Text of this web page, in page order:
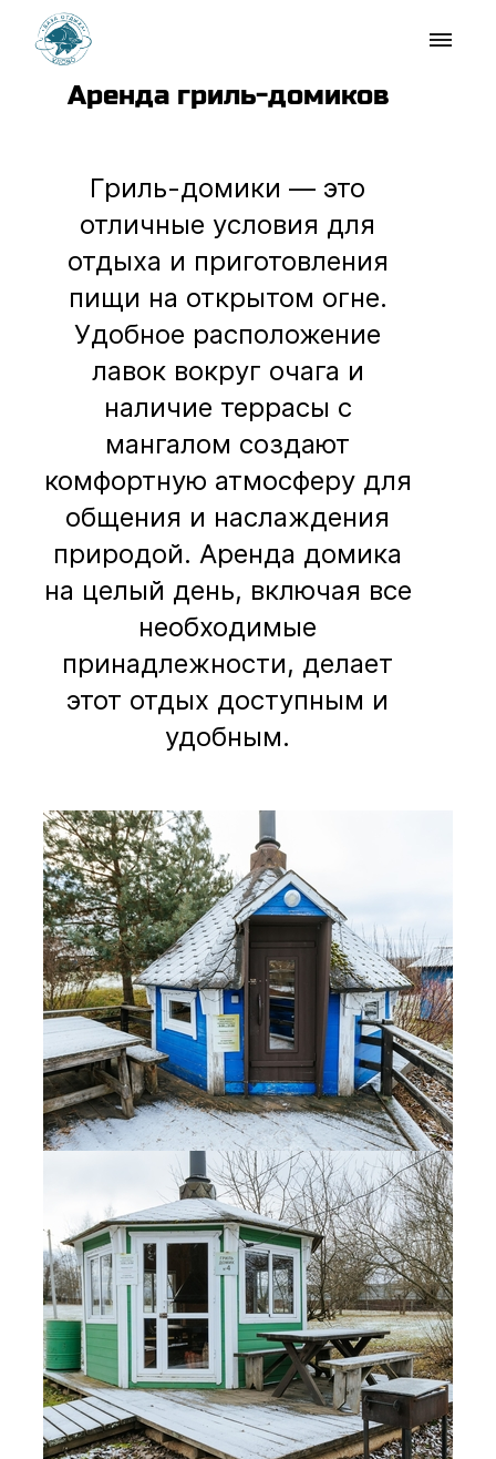
Аренда гриль-домиков
Гриль-домики — это
отличные условия для
отдыха и приготовления
пищи на открытом огне.
Удобное расположение
лавок вокруг очага и
наличие террасы с
мангалом создают
комфортную атмосферу для
общения и наслаждения
природой. Аренда домика
на целый день, включая все
необходимые
принадлежности, делает
этот отдых доступным и
удобным.